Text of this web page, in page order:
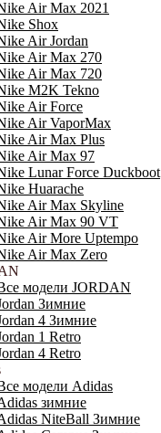
Air Max 2021
Shox
Air Jordan
Air Max 270
Air Max 720
M2K Tekno
Air Force
Air VaporMax
Air Max Plus
Air Max 97
Lunar Force Duckboot
Huarache
Air Max Skyline
Air Max 90 VT
Air More Uptempo
Air Max Zero
модели JORDAN
Зимние
4 Зимние
1 Retro
4 Retro
модели Adidas
зимние
NiteBall Зимние